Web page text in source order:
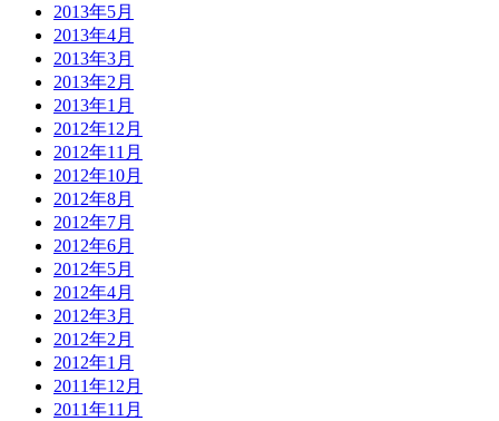
2013年5月
2013年4月
2013年3月
2013年2月
2013年1月
2012年12月
2012年11月
2012年10月
2012年8月
2012年7月
2012年6月
2012年5月
2012年4月
2012年3月
2012年2月
2012年1月
2011年12月
2011年11月